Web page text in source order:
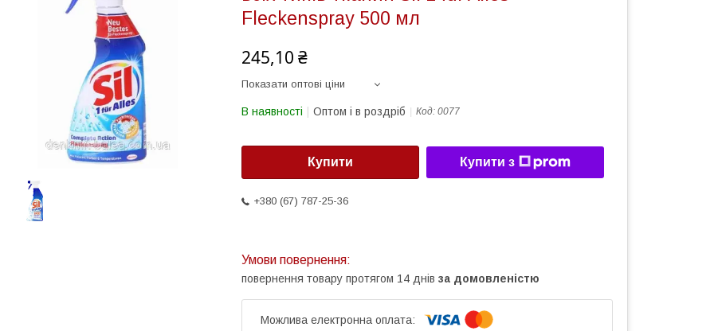
Fleckenspray 500 мл
245,10 ₴
Показати оптові ціни
В наявності Оптом і в роздріб Код: 0077
Купити Купити з
+380 (67) 787-25-36
повернення товару протягом 14 днів за домовленістю